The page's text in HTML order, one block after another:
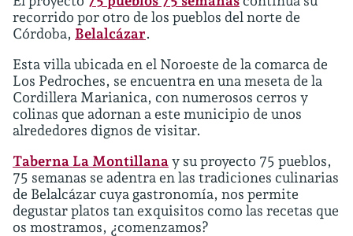
recorrido por otro de los pueblos del norte de
Córdoba, Belalcázar.
Esta villa ubicada en el Noroeste de la comarca de
Los Pedroches, se encuentra en una meseta de la
Cordillera Marianica, con numerosos cerros y
colinas que adornan a este municipio de unos
alrededores dignos de visitar.
Taberna La Montillana y su proyecto 75 pueblos,
75 semanas se adentra en las tradiciones culinarias
de Belalcázar cuya gastronomía, nos permite
degustar platos tan exquisitos como las recetas que
os mostramos, ¿comenzamos?